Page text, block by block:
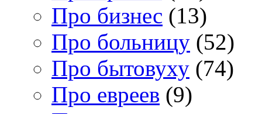
Про бизнес (13)
Про больницу (52)
Про бытовуху (74)
Про евреев (9)